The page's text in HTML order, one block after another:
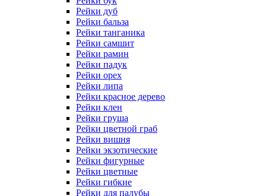
Рейки дуб
Рейки бальза
Рейки танганика
Рейки самшит
Рейки рамин
Рейки падук
Рейки орех
Рейки липа
Рейки красное дерево
Рейки клен
Рейки груша
Рейки цветной граб
Рейки вишня
Рейки экзотические
Рейки фигурные
Рейки цветные
Рейки гибкие
Рейки для палубы